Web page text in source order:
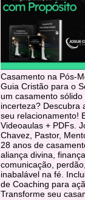
Casamento na Pós-
Guia Cristão para o
um casamento sólido
incerteza? Descubra
seu relacionamento!
Videoaulas + PDFs.
Chavez, Pastor,
28 anos de
aliança divina,
comunicação,
inabalável na fé.
de Coaching para
Transforme seu